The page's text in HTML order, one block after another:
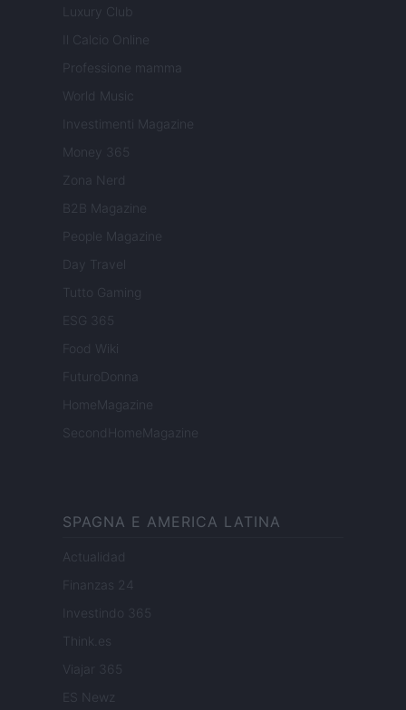
Luxury Club
Il Calcio Online
Professione mamma
World Music
Investimenti Magazine
Money 365
Zona Nerd
B2B Magazine
People Magazine
Day Travel
Tutto Gaming
ESG 365
Food Wiki
FuturoDonna
HomeMagazine
SecondHomeMagazine
SPAGNA E AMERICA LATINA
Actualidad
Finanzas 24
Investindo 365
Think.es
Viajar 365
ES Newz